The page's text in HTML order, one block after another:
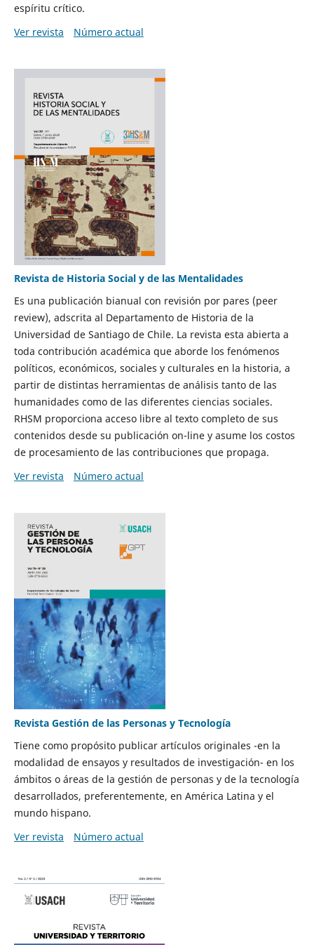
espíritu crítico.
Ver revista
Número actual
Revista de Historia Social y de las Mentalidades
Es una publicación bianual con revisión por pares (peer
review), adscrita al Departamento de Historia de la
Universidad de Santiago de Chile. La revista esta abierta a
toda contribución académica que aborde los fenómenos
políticos, económicos, sociales y culturales en la historia, a
partir de distintas herramientas de análisis tanto de las
humanidades como de las diferentes ciencias sociales.
RHSM proporciona acceso libre al texto completo de sus
contenidos desde su publicación on-line y asume los costos
de procesamiento de las contribuciones que propaga.
Ver revista
Número actual
Revista Gestión de las Personas y Tecnología
Tiene como propósito publicar artículos originales -en la
modalidad de ensayos y resultados de investigación- en los
ámbitos o áreas de la gestión de personas y de la tecnología
desarrollados, preferentemente, en América Latina y el
mundo hispano.
Ver revista
Número actual